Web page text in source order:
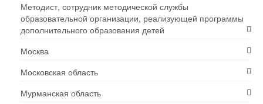
Методист, сотрудник методической службы
образовательной организации, реализующей программы
дополнительного образования детей
Москва
Московская область
Мурманская область